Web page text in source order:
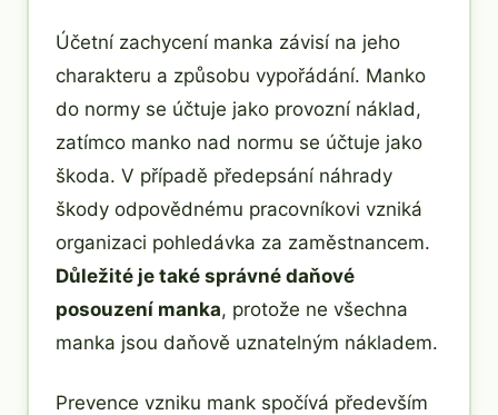
Účetní zachycení manka závisí na jeho
charakteru a způsobu vypořádání. Manko
do normy se účtuje jako provozní náklad,
zatímco manko nad normu se účtuje jako
škoda. V případě předepsání náhrady
škody odpovědnému pracovníkovi vzniká
organizaci pohledávka za zaměstnancem.
Důležité je také správné daňové
posouzení manka, protože ne všechna
manka jsou daňově uznatelným nákladem.
Prevence vzniku mank spočívá především